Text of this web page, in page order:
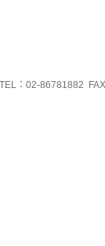
：02-86781882